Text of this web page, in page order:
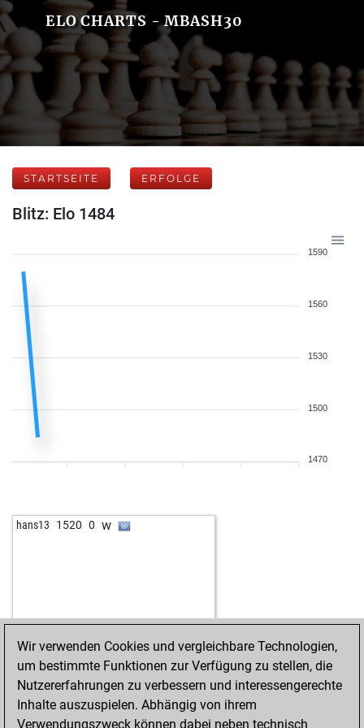
ELO CHARTS - MBASH30
STARTSEITE ERFOLGE
Blitz: Elo 1484
1590
1560
1530
1500
1470
hans13 1520 0 w
Wir verwenden Cookies und vergleichbare Technologien,
um bestimmte Funktionen zur Verfügung zu stellen, die
Nutzererfahrungen zu verbessern und interessengerechte
Inhalte auszuspielen. Abhängig von ihrem
Verwendungszweck können dabei neben technisch